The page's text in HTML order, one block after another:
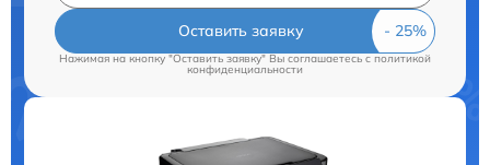
Оставить заявку
Нажимая на кнопку "Оставить заявку" Вы соглашаетесь cполитикой
конфиденциальности